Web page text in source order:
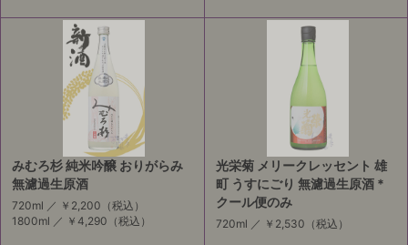
みむろ杉 純米吟醸 おりがらみ
無濾過生原酒
720ml ／ ￥2,200 （税込）
1800ml ／ ￥4,290 （税込）
光栄菊 メリークレッセント 雄
町 うすにごり 無濾過生原酒 *
クール便のみ
720ml ／ ￥2,530 （税込）